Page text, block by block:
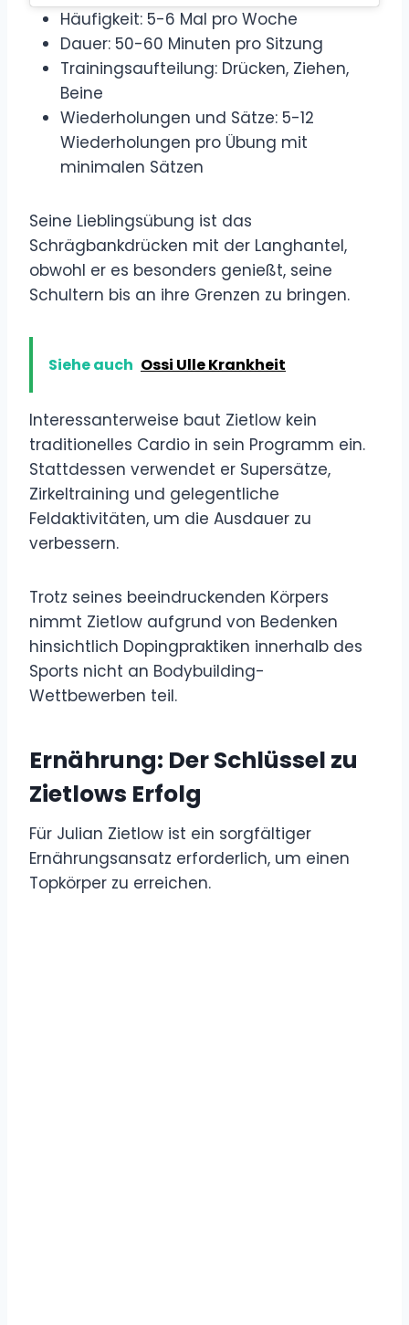
Häufigkeit: 5-6 Mal pro Woche
Dauer: 50-60 Minuten pro Sitzung
Trainingsaufteilung: Drücken, Ziehen,
Beine
Wiederholungen und Sätze: 5-12
Wiederholungen pro Übung mit
minimalen Sätzen
Seine Lieblingsübung ist das
Schrägbankdrücken mit der Langhantel,
obwohl er es besonders genießt, seine
Schultern bis an ihre Grenzen zu bringen.
Siehe auch Ossi Ulle Krankheit
Interessanterweise baut Zietlow kein
traditionelles Cardio in sein Programm ein.
Stattdessen verwendet er Supersätze,
Zirkeltraining und gelegentliche
Feldaktivitäten, um die Ausdauer zu
verbessern.
Trotz seines beeindruckenden Körpers
nimmt Zietlow aufgrund von Bedenken
hinsichtlich Dopingpraktiken innerhalb des
Sports nicht an Bodybuilding-
Wettbewerben teil.
Ernährung: Der Schlüssel zu
Zietlows Erfolg
Für Julian Zietlow ist ein sorgfältiger
Ernährungsansatz erforderlich, um einen
Topkörper zu erreichen.